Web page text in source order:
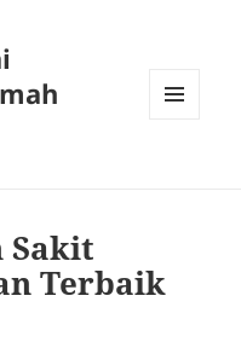
Sakit
Terbaik